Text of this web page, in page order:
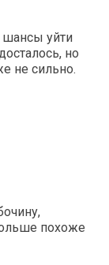
шансы уйти
но
не сильно.
похоже